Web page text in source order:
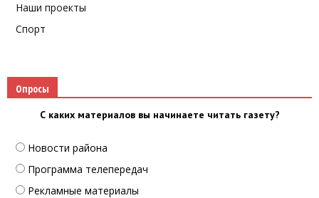
Наши проекты
Спорт
Опросы
С каких материалов вы начинаете читать газету?
Новости района
Программа телепередач
Рекламные материалы